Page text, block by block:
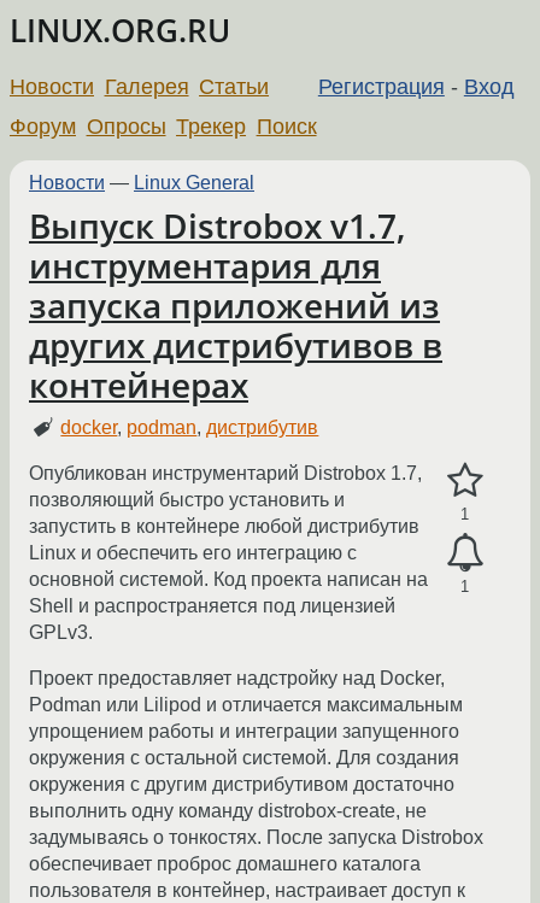
LINUX.ORG.RU
Регистрация - Вход
Новости Галерея Статьи
Форум Опросы Трекер Поиск
Новости — Linux General
Выпуск Distrobox v1.7,
инструментария для
запуска приложений из
других дистрибутивов в
контейнерах
docker, podman,дистрибутив
1
1
Опубликован инструментарий Distrobox 1.7,
позволяющий быстро установить и
запустить в контейнере любой дистрибутив
Linux и обеспечить его интеграцию с
основной системой. Код проекта написан на
Shell и распространяется под лицензией
GPLv3.
Проект предоставляет надстройку над Docker,
Podman или Lilipod и отличается максимальным
упрощением работы и интеграции запущенного
окружения с остальной системой. Для создания
окружения с другим дистрибутивом достаточно
выполнить одну команду distrobox-create, не
задумываясь о тонкостях. После запуска Distrobox
обеспечивает проброс домашнего каталога
пользователя в контейнер, настраивает доступ к